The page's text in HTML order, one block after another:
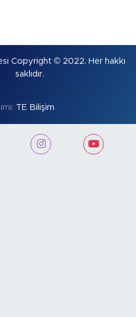
Copyright © 2022. Her hakkı
saklıdır.
TE Bilişim